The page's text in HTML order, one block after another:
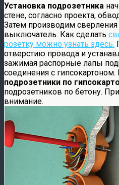
Установка подрозетника
стене, согласно проекта,
Затем производим сверления
выключатель. Как сделать
розетку можно узнать здесь.
отверстию провода и
зажимая распорные лапы
соединения с
подрозетники по
подрозетников по бетону.
внимание.